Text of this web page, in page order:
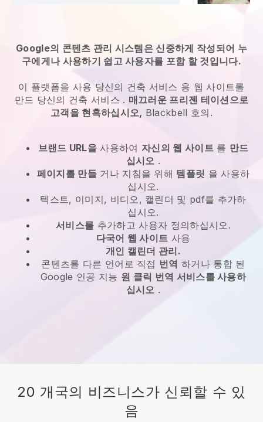
Google의 콘텐츠 관리 시스템은 신중하게 작성되어 누
구에게나 사용하기 쉽고 사용자를 포함 할 것입니다.
이 플랫폼을 사용 당신의 건축 서비스 용 웹 사이트를
만드 당신의 건축 서비스 . 매끄러운 프리젠 테이션으로
고객을 현혹하십시오, Blackbell 호의.
브랜드 URL을 사용하여 자신의 웹 사이트를 만드
십시오 .
페이지를 만들거나 지침을 위해 템플릿 을 사용하
십시오.
텍스트, 이미지, 비디오, 캘린더 및 pdf를 추가하
십시오.
서비스를 추가하고 사용자 정의하십시오.
다국어 웹 사이트 사용
개인 캘린더 관리.
콘텐츠를 다른 언어로 직접 번역 하거나 통합 된
Google 인공 지능 원 클릭 번역 서비스를 사용하
십시오 .
20 개국의 비즈니스가 신뢰할 수 있
음